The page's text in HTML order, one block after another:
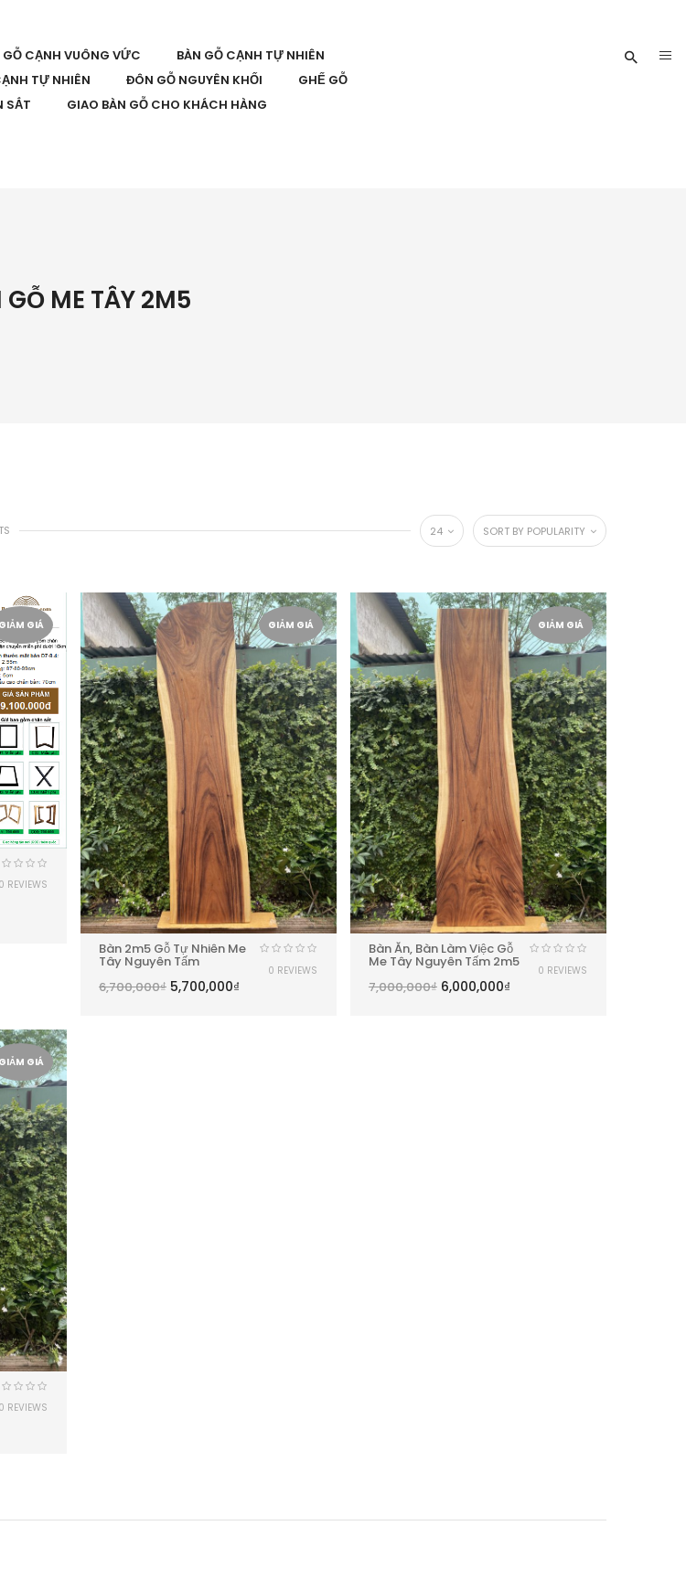
GỖ CẠNH VUÔNG VỨC
BÀN GỖ CẠNH TỰ NHIÊN
TỰ NHIÊN ĐÔN GỖ NGUYÊN KHỐI
GHẾ GỖ
SẮT
GIAO BÀN GỖ CHO KHÁCH HÀNG
GỖ ME TÂY 2M5
SORT BY POPULARITY
24
GIẢM GIÁ
0 REVIEWS
GIẢM GIÁ
Bàn 2m5 Gỗ Tự Nhiên Me
Tây Nguyên Tấm
6,700,000₫ 5,700,000₫
0 REVIEWS
GIẢM GIÁ
Bàn Ăn, Bàn Làm Việc Gỗ
Me Tây Nguyên Tấm 2m5
7,000,000₫ 6,000,000₫
0 REVIEWS
GIẢM GIÁ
0 REVIEWS